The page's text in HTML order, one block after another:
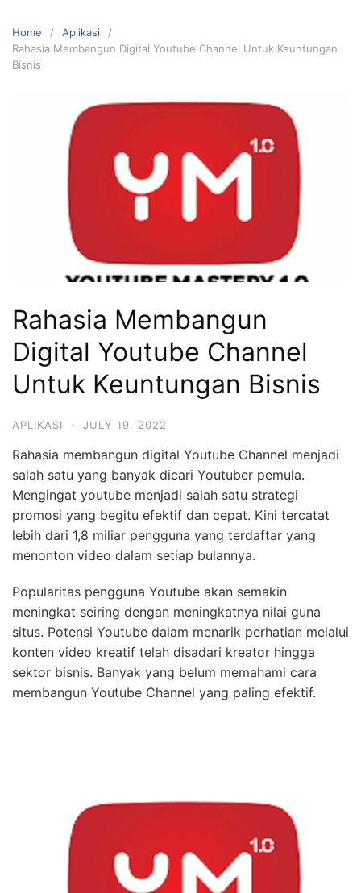
Home
Aplikasi
Rahasia Membangun Digital Youtube Channel Untuk Keuntungan
Bisnis
Rahasia Membangun
Digital Youtube Channel
Untuk Keuntungan Bisnis
APLIKASI · JULY 19, 2022
Rahasia membangun digital Youtube Channel menjadi
salah satu yang banyak dicari Youtuber pemula.
Mengingat youtube menjadi salah satu strategi
promosi yang begitu efektif dan cepat. Kini tercatat
lebih dari 1,8 miliar pengguna yang terdaftar yang
menonton video dalam setiap bulannya.
Popularitas pengguna Youtube akan semakin
meningkat seiring dengan meningkatnya nilai guna
situs. Potensi Youtube dalam menarik perhatian melalui
konten video kreatif telah disadari kreator hingga
sektor bisnis. Banyak yang belum memahami cara
membangun Youtube Channel yang paling efektif.